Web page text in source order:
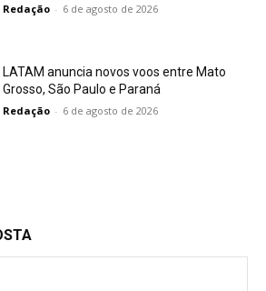
Redação - 6 de agosto de 2026
LATAM anuncia novos voos entre Mato
Grosso, São Paulo e Paraná
Redação - 6 de agosto de 2026